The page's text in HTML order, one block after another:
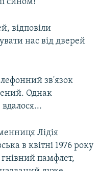
сином!
відповіли
нас від дверей
зв'язок
Однак
Лідія
в квітні 1976 року
памфлет,